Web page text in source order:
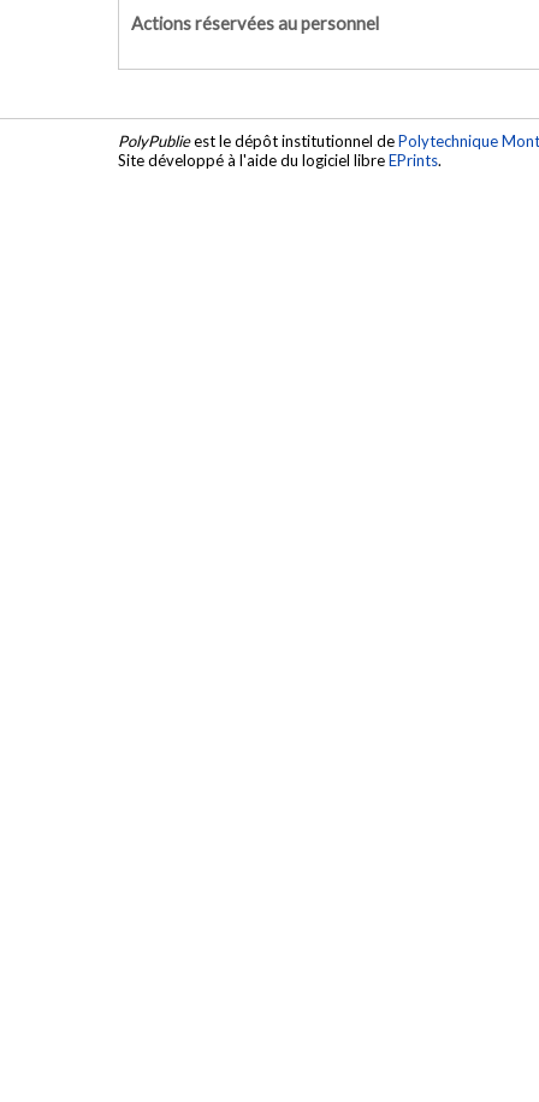
Actions réservées au personnel
PolyPublieest le dépôt institutionnel dePolytechnique
Site développé à l'aide du logiciel libreEPrints.